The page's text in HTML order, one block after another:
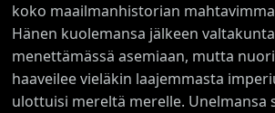
koko maailmanhistorian
Hänen kuolemansa jälkeen
menettämässä asemiaan, mutta
haaveilee vieläkin laajemmasta
ulottuisi mereltä merelle. Unelmansa